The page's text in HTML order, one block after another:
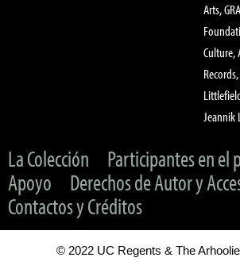
Arts,
Culture,
La Colección
Participantes en el
Apoyo
Derechos de Autor y
Contactos y Créditos
© 2022 UC Regents & The